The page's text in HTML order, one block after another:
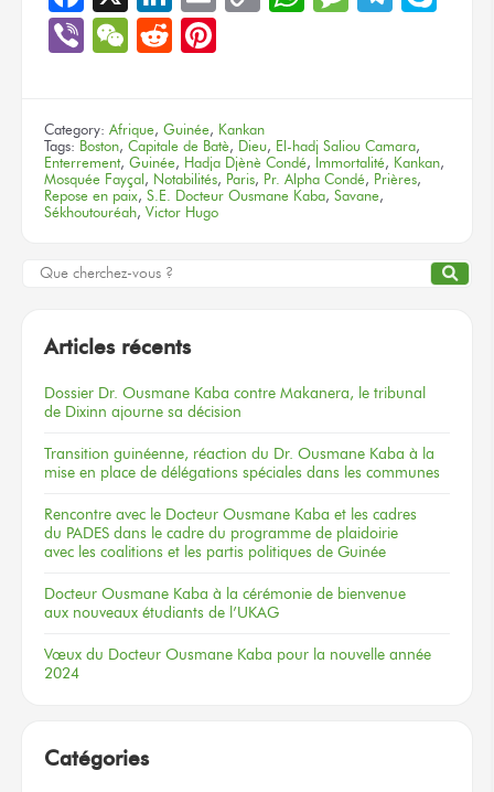
ViberWeChat
Reddit
Category: Afrique, Guinée, Kankan
Tags: Boston, Capitale de Batè, Dieu, El-hadj Saliou Camara,
Enterrement, Guinée, Hadja Djènè Condé, Immortalité, Kankan,
Mosquée Fayçal, Notabilités, Paris, Pr. Alpha Condé, Prières,
Repose en paix, S.E. Docteur Ousmane Kaba, Savane,
Sékhoutouréah, Victor Hugo
Articles récents
Dossier Dr. Ousmane Kaba contre Makanera, le tribunal
de Dixinn ajourne sa décision
Transition guinéenne, réaction du Dr. Ousmane Kaba à la
mise en place de délégations spéciales dans les communes
Rencontre avec le Docteur Ousmane Kaba et les cadres
du PADES dans le cadre du programme de plaidoirie
avec les coalitions et les partis politiques de Guinée
Docteur Ousmane Kaba à la cérémonie de bienvenue
aux nouveaux étudiants de l’UKAG
Vœux du Docteur Ousmane Kaba pour la nouvelle année
2024
Catégories